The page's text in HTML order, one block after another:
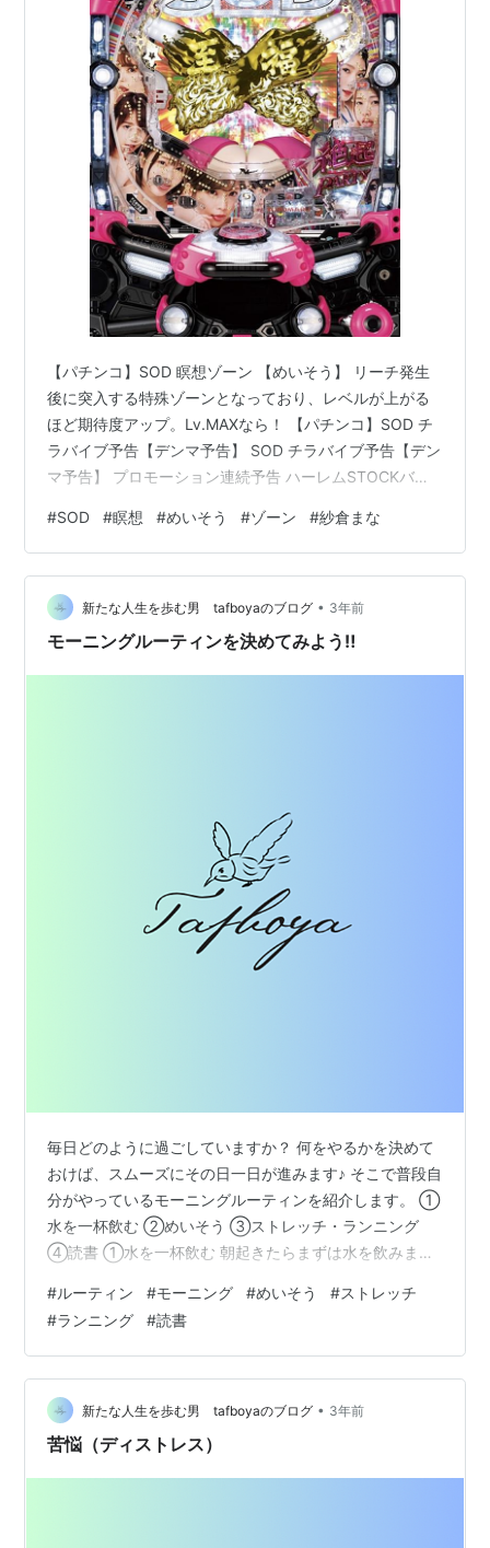
【パチンコ】SOD 瞑想ゾーン 【めいそう】 リーチ発生
後に突入する特殊ゾーンとなっており、レベルが上がる
ほど期待度アップ。Lv.MAXなら！ 【パチンコ】SOD チ
ラバイブ予告【デンマ予告】 SOD チラバイブ予告【デン
マ予告】 プロモーション連続予告 ハーレムSTOCKバイ
れば絶超ハーレムが発生 【パチンコ】SOD SODチャン
ス目予告 胸ゾーン予告 SODチャンス目予告 胸ゾーン
SODチャンス目予告 停止したSOD図柄が紫唐草柄なら期
待大 胸ゾーン予告 先っちょバレ予告 【パチンコ】SOD
××きせる予告 【パチンコ】SOD ××きせ…
#SOD #瞑想 #めいそう #ゾーン #紗倉まな
新たな人生を歩む男 tafboyaのブログ • 3年前
モーニングルーティンを決めてみよう‼️
毎日どのように過ごしていますか？ 何をやるかを決めて
おけば、スムーズにその日一日が進みます♪ そこで普段自
分がやっているモーニングルーティンを紹介します。 ①
水を一杯飲む ②めいそう ③ストレッチ・ランニング
④読書 ①水を一杯飲む 朝起きたらまずは水を飲みまし
ことにより、目が覚めて、喉の渇きも癒されます。 他の
飲み物でもいいのでは？と思いますが基本は水がいいで
すね。 何より楽だから😤白湯、お茶、紅茶などは飲むた
めに色々と準備するので手間です。 その点水なら、水道
捻るか、ペットボトルの水があればすぐに飲めます。 朝
水を飲んで、体を起こしてあ…
#ルーティン #モーニング #めいそう #ストレッチ
#ランニング #読書
新たな人生を歩む男 tafboyaのブログ • 3年前
苦悩（ディストレス）